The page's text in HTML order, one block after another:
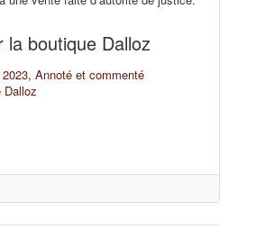
la boutique Dalloz
Annoté et commenté
Dalloz